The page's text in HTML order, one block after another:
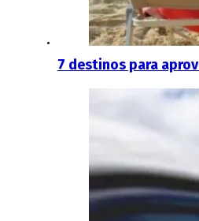
7 destinos para